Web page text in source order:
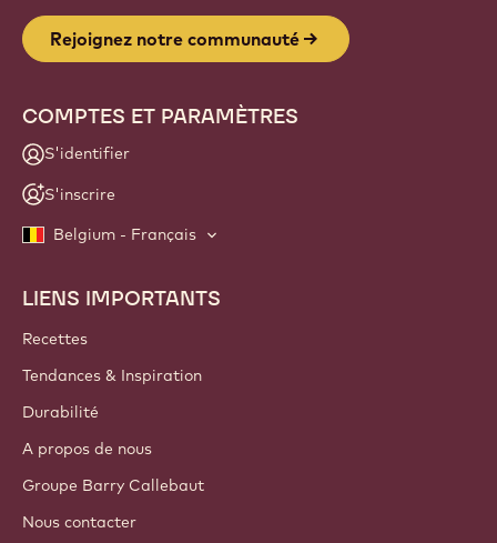
Rejoignez notre communauté
COMPTES ET PARAMÈTRES
S'identifier
S'inscrire
Belgium - Français
Footer
Callebaut
LIENS IMPORTANTS
Recettes
Tendances & Inspiration
Durabilité
A propos de nous
Groupe Barry Callebaut
Nous contacter